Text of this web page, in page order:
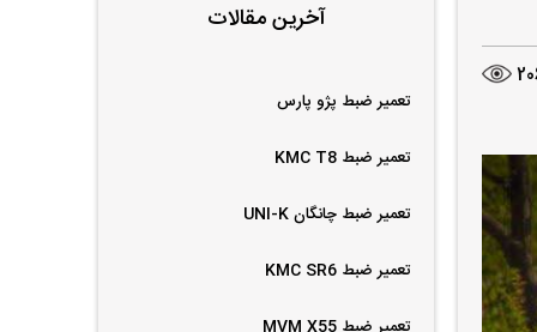
آخرین مقالات
تعمیر ضبط پژو پارس
تعمیر ضبط KMC T8
تعمیر ضبط چانگان UNI-K
تعمیر ضبط KMC SR6